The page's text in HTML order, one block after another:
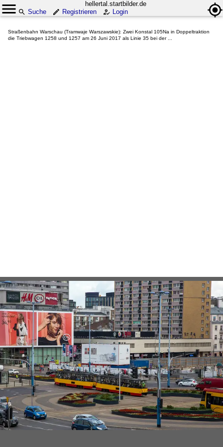
hellertal.startbilder.de
Suche
Registrieren Login
Straßenbahn Warschau (Tramwaje Warszawskie): Zwei Konstal 105Na in Doppeltraktion
die Triebwagen 1258 und 1257 am 26 Juni 2017 als Linie 35 bei der ...